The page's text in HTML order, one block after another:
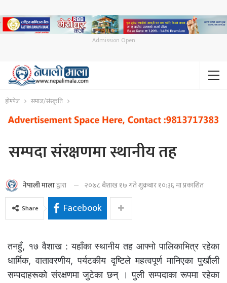
Admission Open
होमपेज समाज/संस्कृति
सम्पदा संरक्षणमा स्थानीय तह
नेपाली मालाद्वारा २०७८ बैशाख १७ गते शुक्रबार १०:३६ मा प्रकाशित
Share Facebook
तनहुँ, १७ वैशाख : यहाँका स्थानीय तह आफ्नो पालिकाभित्र रहेका
धार्मिक, वातावरणीय, पर्यटकीय दृष्टिले महत्वपूर्ण मानिएका पुर्खौली
सम्पदाहरूको संरक्षणमा जुटेका छन् । पुली सम्पदाका रूपमा रहेका